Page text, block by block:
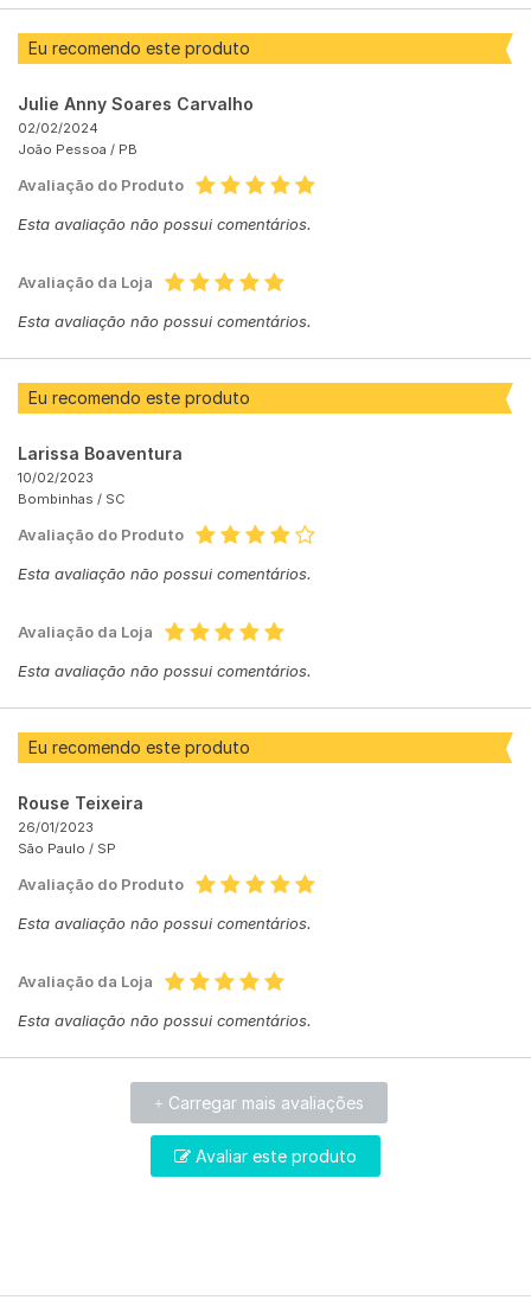
Eu recomendo este produto
Julie Anny Soares Carvalho
02/02/2024
João Pessoa / PB
Avaliação do Produto
Esta avaliação não possui comentários.
Avaliação da Loja
Esta avaliação não possui comentários.
Eu recomendo este produto
Larissa Boaventura
10/02/2023
Bombinhas / SC
Avaliação do Produto
Esta avaliação não possui comentários.
Avaliação da Loja
Esta avaliação não possui comentários.
Eu recomendo este produto
Rouse Teixeira
26/01/2023
São Paulo / SP
Avaliação do Produto
Esta avaliação não possui comentários.
Avaliação da Loja
Esta avaliação não possui comentários.
+ Carregar mais avaliações
Avaliar este produto